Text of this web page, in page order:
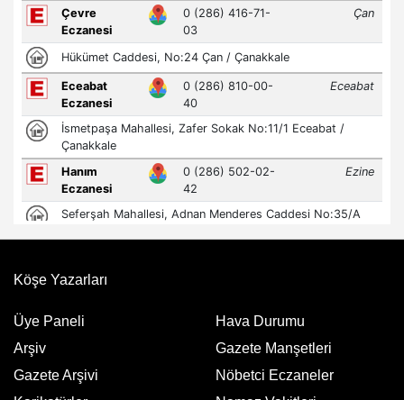
Köşe Yazarları
Üye Paneli
Arşiv
Gazete Arşivi
Hava Durumu
Gazete Manşetleri
Nöbetci Eczaneler